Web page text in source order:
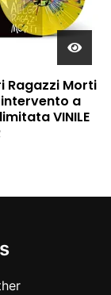
Ragazzi Morti
a
VINILE